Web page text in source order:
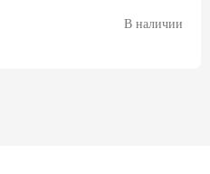
В наличии